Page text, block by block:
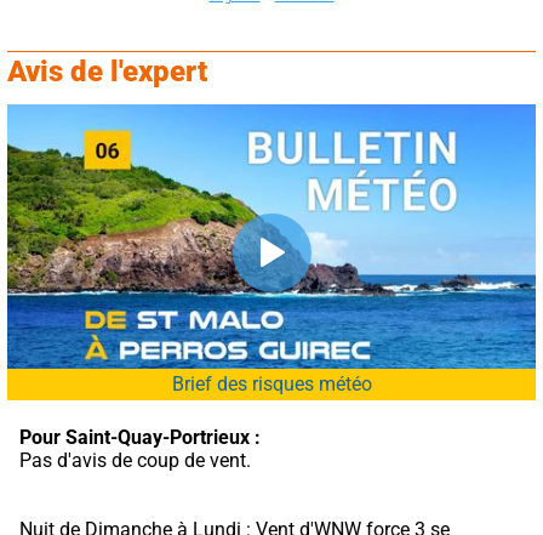
Avis de l'expert
Brief des risques météo
Pour Saint-Quay-Portrieux :
Pas d'avis de coup de vent.
Nuit de Dimanche à Lundi : Vent d'WNW force 3 se